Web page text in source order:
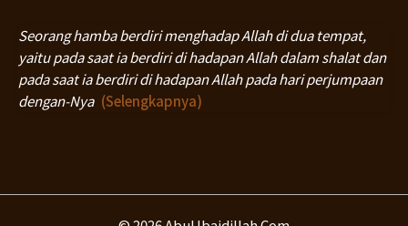
Seorang hamba berdiri menghadap Allah di dua tempat,
yaitu pada saat ia berdiri di hadapan Allah dalam shalat dan
pada saat ia berdiri di hadapan Allah pada hari perjumpaan
dengan-Nya (Selengkapnya)